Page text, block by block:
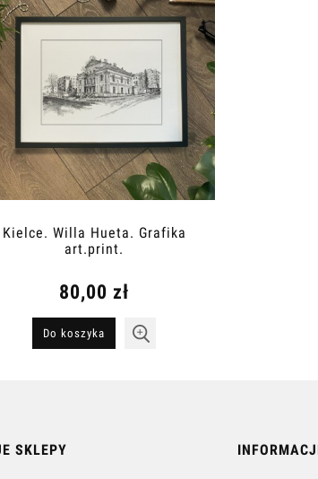
Kielce. Willa Hueta. Grafika
art.print.
80,00 zł
Do koszyka
SKLEPY